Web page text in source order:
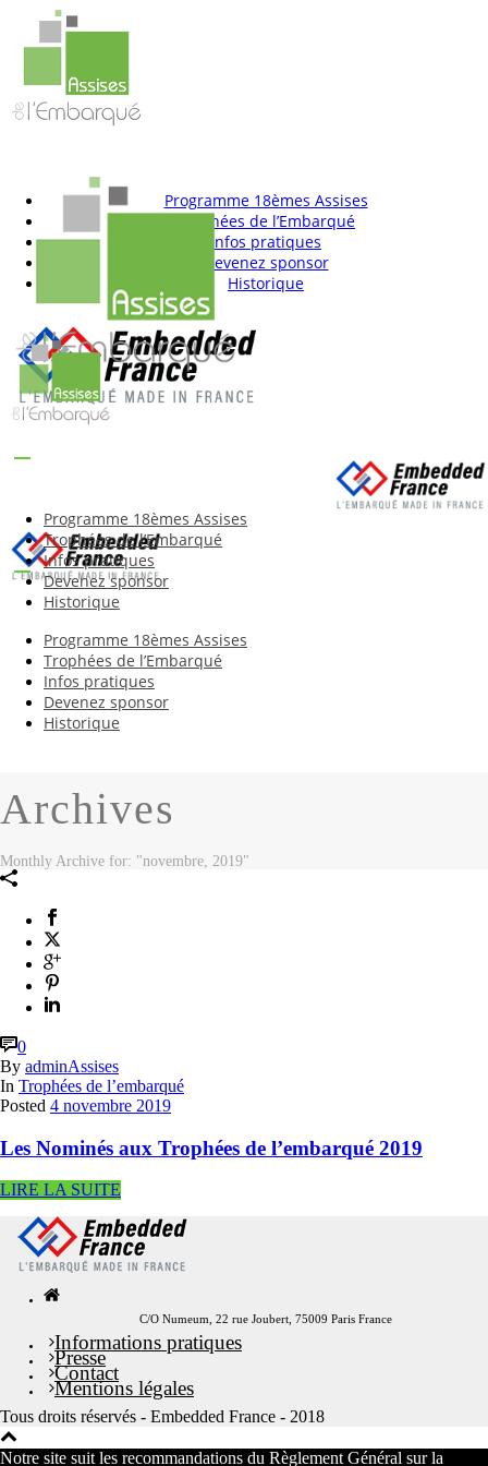
Programme 18èmes Assises
Trophées de l’Embarqué
Infos pratiques
Devenez sponsor
Historique
Programme 18èmes Assises
Trophées de l’Embarqué
Infos pratiques
Devenez sponsor
Historique
Programme 18èmes Assises
Trophées de l’Embarqué
Infos pratiques
Devenez sponsor
Historique
Archives
Monthly Archive for: "novembre, 2019"
0
By adminAssises
In Trophées de l’embarqué
Posted 4 novembre 2019
Les Nominés aux Trophées de l’embarqué 2019
LIRE LA SUITE
C/O Numeum, 22 rue Joubert, 75009 Paris France
Informations pratiques
Presse
Contact
Mentions légales
Tous droits réservés - Embedded France - 2018
Notre site suit les recommandations du Règlement Général sur la